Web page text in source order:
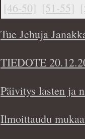
[46-50] [51-55]
Tue Jehuja
TIEDOTE
Päivitys lasten ja
Ilmoittaudu